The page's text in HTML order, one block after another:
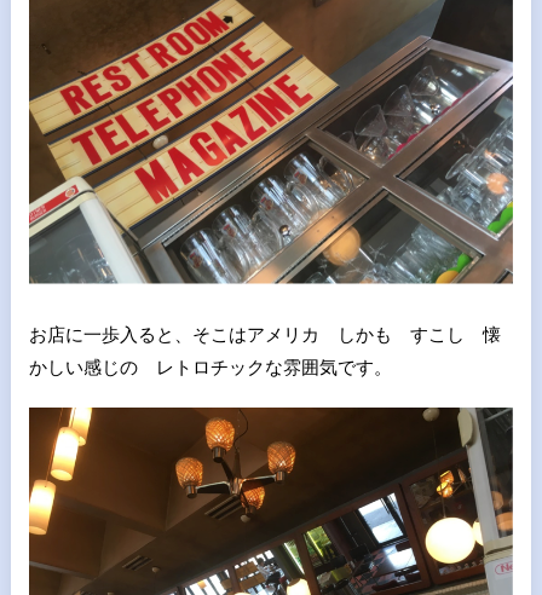
お店に一歩入ると、そこはアメリカ しかも すこし 懐
かしい感じの レトロチックな雰囲気です。